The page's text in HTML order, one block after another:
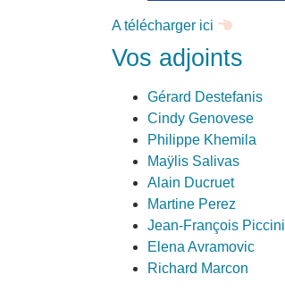
A télécharger ici
Vos adjoints
Gérard Destefanis
Cindy Genovese
Philippe Khemila
Maÿlis Salivas
Alain Ducruet
Martine Perez
Jean-François Piccini
Elena Avramovic
Richard Marcon